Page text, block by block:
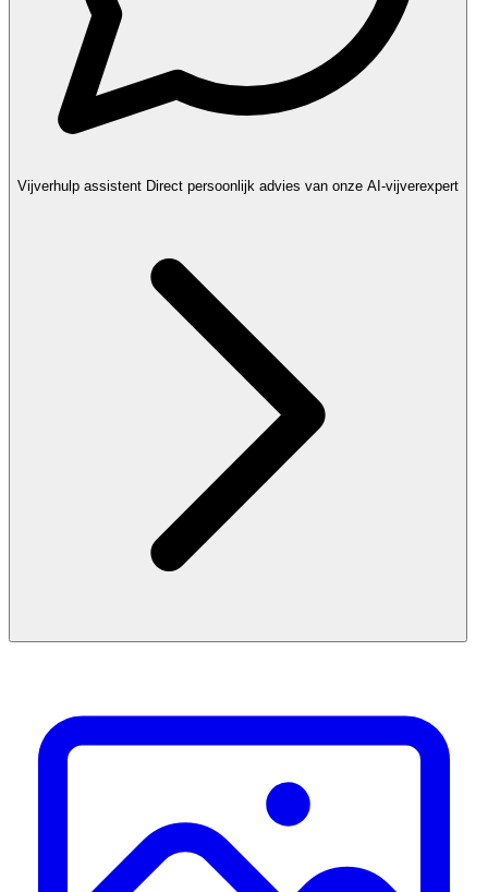
Vijverhulp assistent Direct persoonlijk advies van onze AI-vijverexpert